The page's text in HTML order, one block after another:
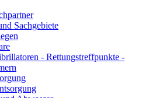
Sachgebiete
- Rettungstreffpunkte -